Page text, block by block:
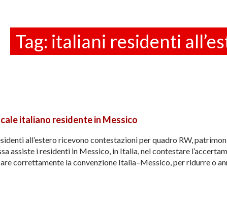
Tag: italiani residenti
italiano residente in Messico
all’estero ricevono contestazioni per quadro RW,
assiste i residenti in Messico, in Italia, nel contestare
correttamente la convenzione Italia–Messico, per ridurre o